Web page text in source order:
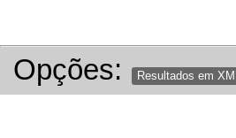
Opções: Resultados em XML